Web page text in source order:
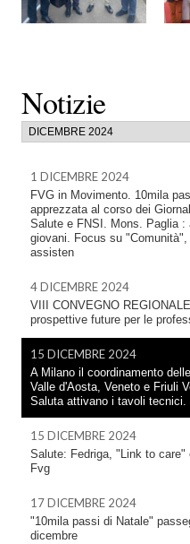
Notizie
1 DICEMBRE 2024
FVG in Movimento. 10mila
apprezzata al corso dei
Salute e FNSI. Mons. Paglia :
giovani. Focus su
assisten
4 DICEMBRE 2024
VIII CONVEGNO
prospettive future per le
15 DICEMBRE 2024
A Milano il coordinamento
Valle d'Aosta, Veneto e Friuli
Saluta attivano i tavoli tecnici.
15 DICEMBRE 2024
Salute: Fedriga, "Link to care"
Fvg
17 DICEMBRE 2024
"10mila passi di Natale"
dicembre